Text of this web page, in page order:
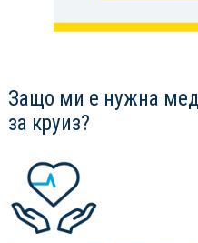
Защо ми е нужна
за круиз?